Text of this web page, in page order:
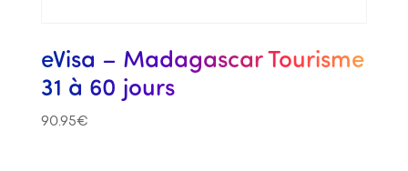
eVisa – Madagascar Tourisme
31 à 60 jours
90.95€